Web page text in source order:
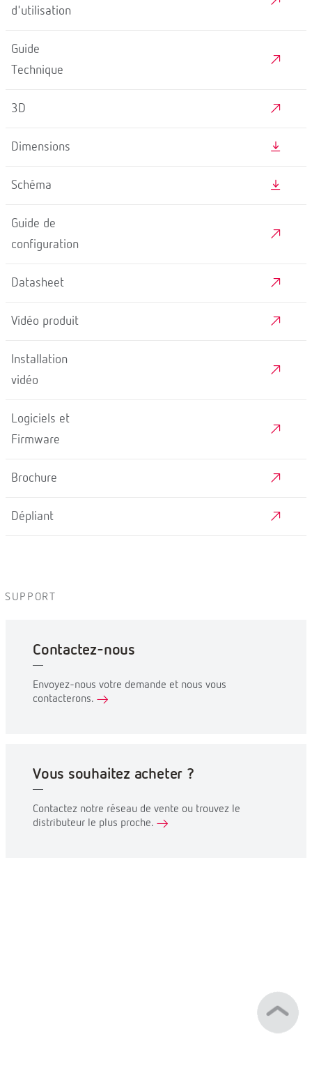
d'utilisation
Guide
Technique
3D
Dimensions
Schéma
Guide de
configuration
Datasheet
Vidéo produit
Installation
vidéo
Logiciels et
Firmware
Brochure
Dépliant
SUPPORT
Contactez-nous
Envoyez-nous votre demande et nous vous
contacterons.
Vous souhaitez acheter ?
Contactez notre réseau de vente ou trouvez le
distributeur le plus proche.